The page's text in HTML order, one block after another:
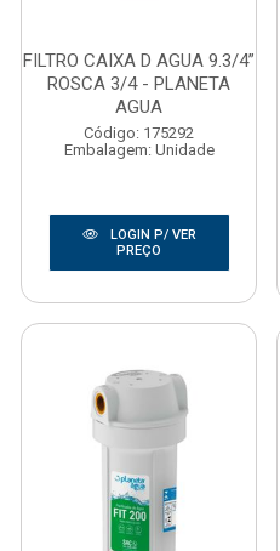
FILTRO CAIXA D AGUA 9.3/4”
ROSCA 3/4 - PLANETA
AGUA
Código: 175292
Embalagem: Unidade
LOGIN P/ VER
PREÇO